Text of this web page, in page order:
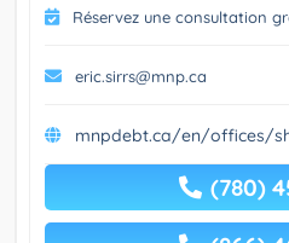
Réservez une consultation
eric.sirrs@mnp.ca
mnpdebt.ca/en/offices/
(780)